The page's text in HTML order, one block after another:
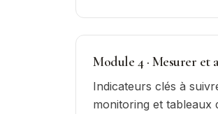
Module 4· Mesurer et
Indicateurs clés à
monitoring et tableaux